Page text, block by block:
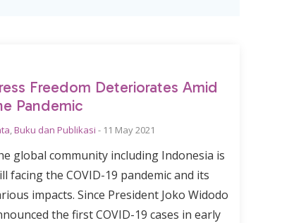
Freedom Deteriorates Amid
Pandemic
,Buku dan Publikasi - 11 May 2021
global community including Indonesia is
facing the COVID-19 pandemic and its
impacts. Since President Joko Widodo
the first COVID-19 cases in early